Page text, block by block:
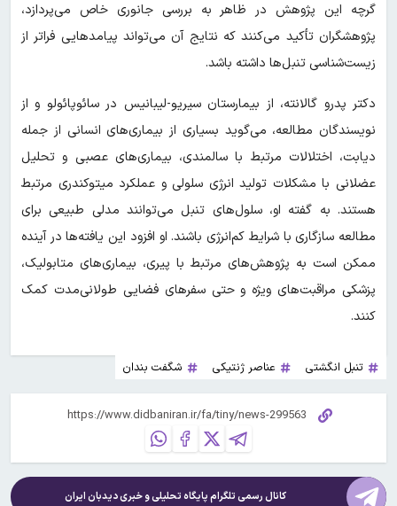
گرچه این پژوهش در ظاهر به بررسی جانوری خاص می‌پردازد،
پژوهشگران تأکید می‌کنند که نتایج آن می‌تواند پیامدهایی فراتر از
زیست‌شناسی تنبل‌ها داشته باشد.
دکتر پدرو گالانته، از بیمارستان سیریو-لیبانیس در سائوپائولو و از
نویسندگان مطالعه، می‌گوید بسیاری از بیماری‌های انسانی از جمله
دیابت، اختلالات مرتبط با سالمندی، بیماری‌های عصبی و تحلیل
عضلانی با مشکلات تولید انرژی سلولی و عملکرد میتوکندری مرتبط
هستند. به گفته او، سلول‌های تنبل می‌توانند مدلی طبیعی برای
مطالعه سازگاری با شرایط کم‌انرژی باشند. او افزود این یافته‌ها در آینده
ممکن است به پژوهش‌های مرتبط با پیری، بیماری‌های متابولیک،
پزشکی مراقبت‌های ویژه و حتی سفرهای فضایی طولانی‌مدت کمک
کنند.
تنبل انگشتی عناصر ژنتیکی شگفت بندان
کانال رسمی تلگرام پایگاه تحلیلی و خبریدیدبان ایران